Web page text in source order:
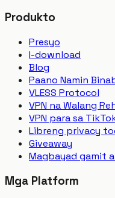
Produkto
Presyo
I-download
Blog
Paano Namin
VLESS Protocol
VPN na Walang
VPN para sa
Libreng privacy
Giveaway
Magbayad gamit
Mga Platform